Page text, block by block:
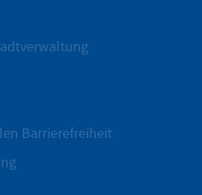
Barrierefreiheit